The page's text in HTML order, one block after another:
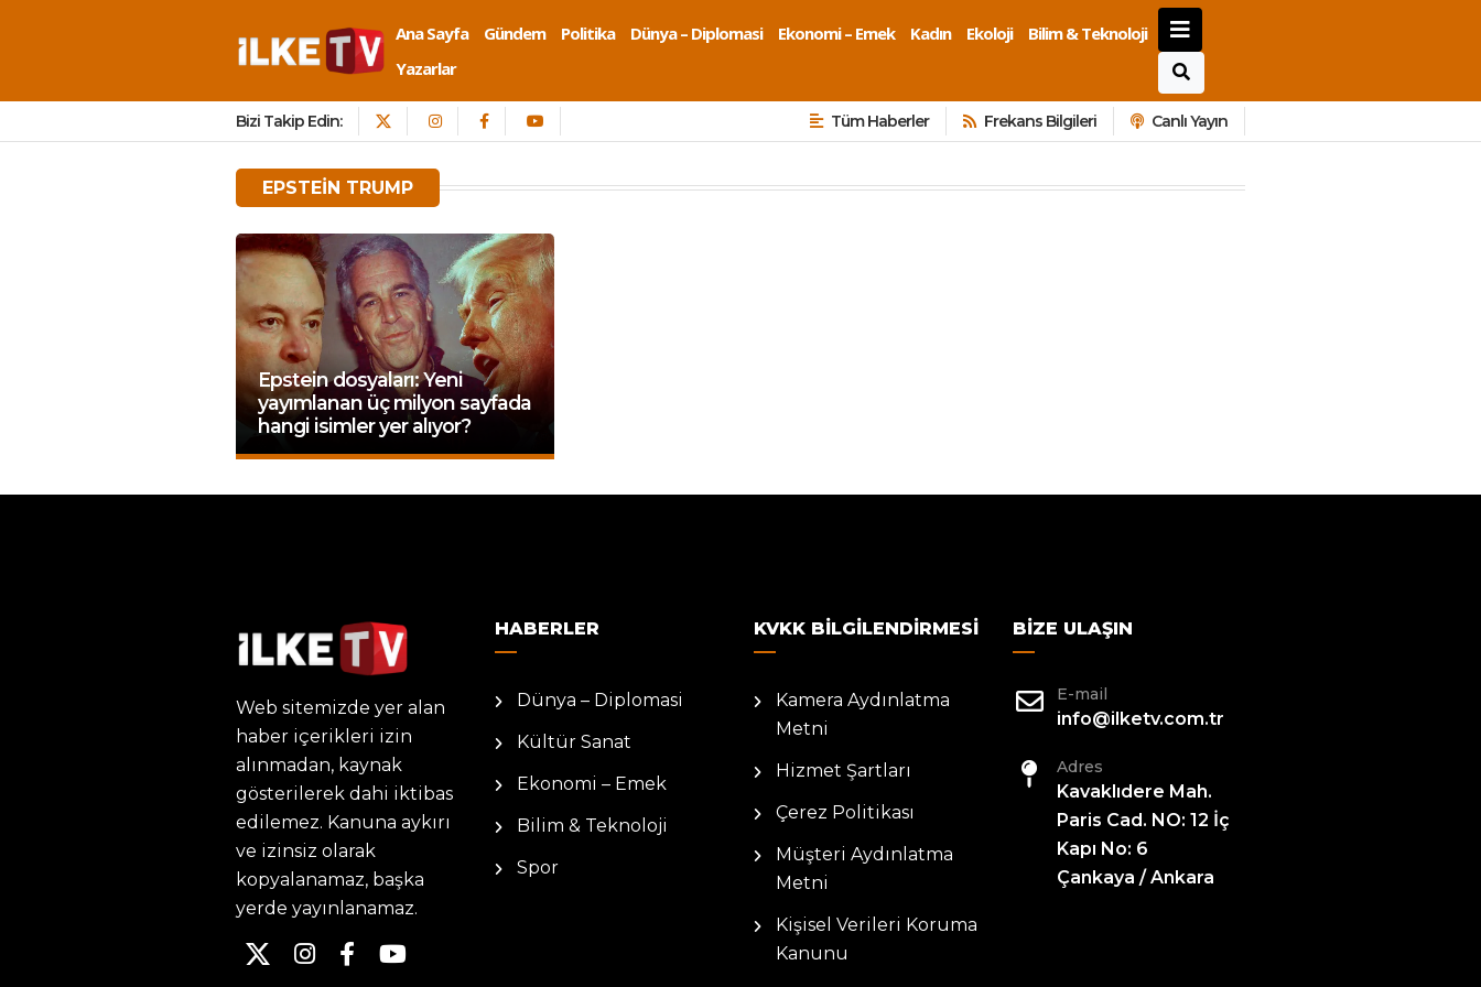
Ana Sayfa Gündem Politika Dünya – Diplomasi Ekonomi – Emek Kadın Ekoloji
Bilim & Teknoloji
Yazarlar
Bizi Takip Edin: Tüm Haberler Frekans Bilgileri Canlı Yayın
EPSTEIN TRUMP
Epstein dosyaları: Yeni
yayımlanan üç milyon sayfada
hangi isimler yer alıyor?
Web sitemizde yer alan
haber içerikleri izin
alınmadan, kaynak
gösterilerek dahi iktibas
edilemez. Kanuna aykırı
ve izinsiz olarak
kopyalanamaz, başka
yerde yayınlanamaz.
HABERLER
Dünya – Diplomasi
Kültür Sanat
Ekonomi – Emek
Bilim & Teknoloji
Spor
KVKK BILGILENDIRMESI
Kamera Aydınlatma
Metni
Hizmet Şartları
Çerez Politikası
Müşteri Aydınlatma
Metni
Kişisel Verileri Koruma
Kanunu
BIZE ULAŞIN
E-mail
info@ilketv.com.tr
Adres
Kavaklıdere Mah.
Paris Cad. NO: 12 İç
Kapı No: 6
Çankaya / Ankara